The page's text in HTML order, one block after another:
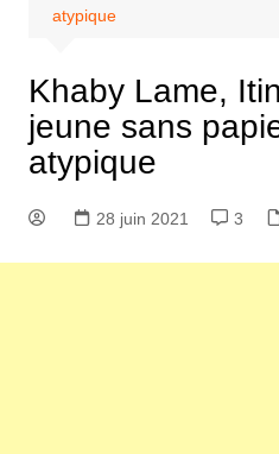
atypique
Khaby Lame,
jeune sans
atypique
28 juin 2021 3